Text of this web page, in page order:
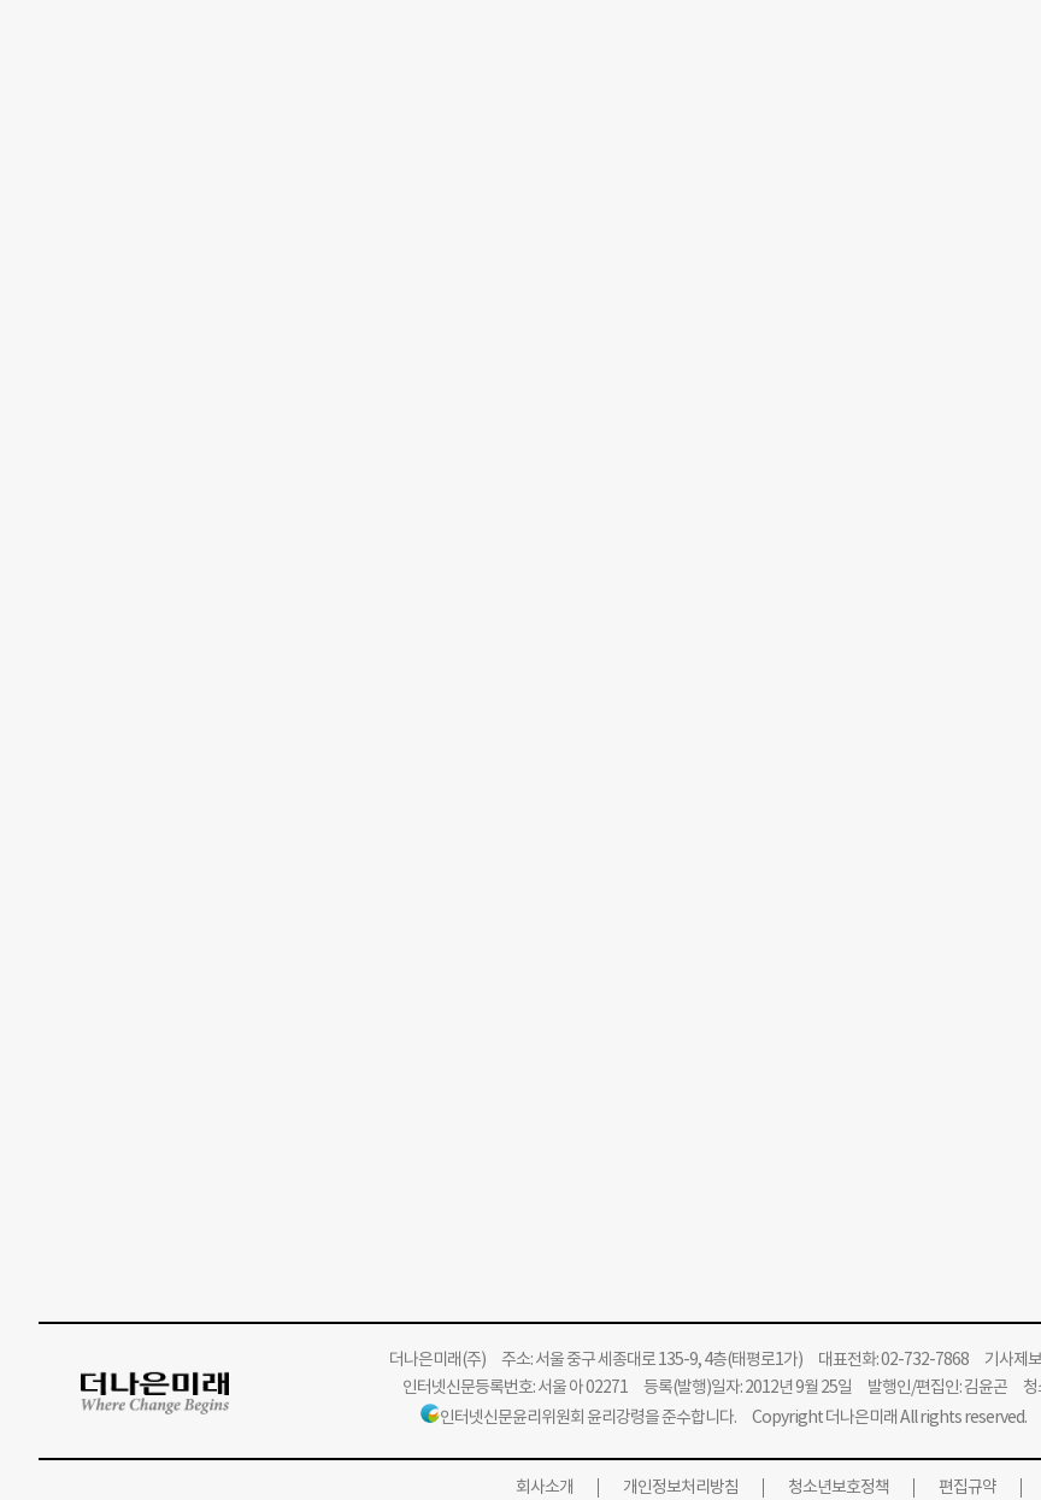
더나은미래(주)주소: 서울 중구 세종대로 135-9, 4층(태평로1가) 대표전화: 02-732-7868 기사제
인터넷신문등록번호: 서울 아 02271 등록(발행)일자: 2012년 9월 25일 발행인/편집인: 김윤곤 청
인터넷신문윤리위원회 윤리강령을 준수합니다. Copyright 더나은미래 All rights reserved.
회사소개 개인정보처리방침 청소년보호정책 편집규약